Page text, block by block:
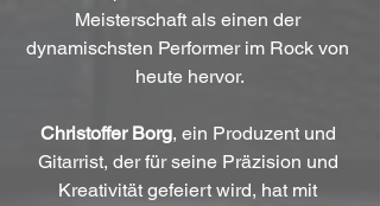
Meisterschaft als einen der
dynamischsten Performer im Rock von
heute hervor.
Christoffer Borg, ein Produzent und
Gitarrist, der für seine Präzision und
Kreativität gefeiert wird, hat mit